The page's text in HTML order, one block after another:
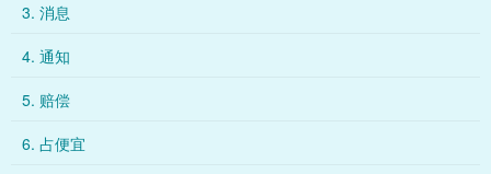
3. 消息
4. 通知
5. 赔偿
6. 占便宜